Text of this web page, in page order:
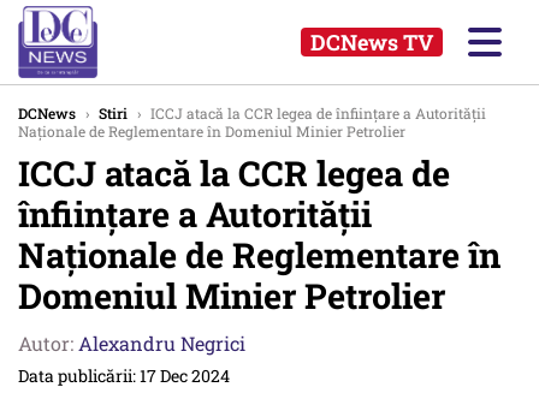
DCNews TV
DCNews › Stiri › ICCJ atacă la CCR legea de înfiinţare a Autorităţii
Naţionale de Reglementare în Domeniul Minier Petrolier
ICCJ atacă la CCR legea de
înfiinţare a Autorităţii
Naţionale de Reglementare în
Domeniul Minier Petrolier
Autor: Alexandru Negrici
Data publicării: 17 Dec 2024